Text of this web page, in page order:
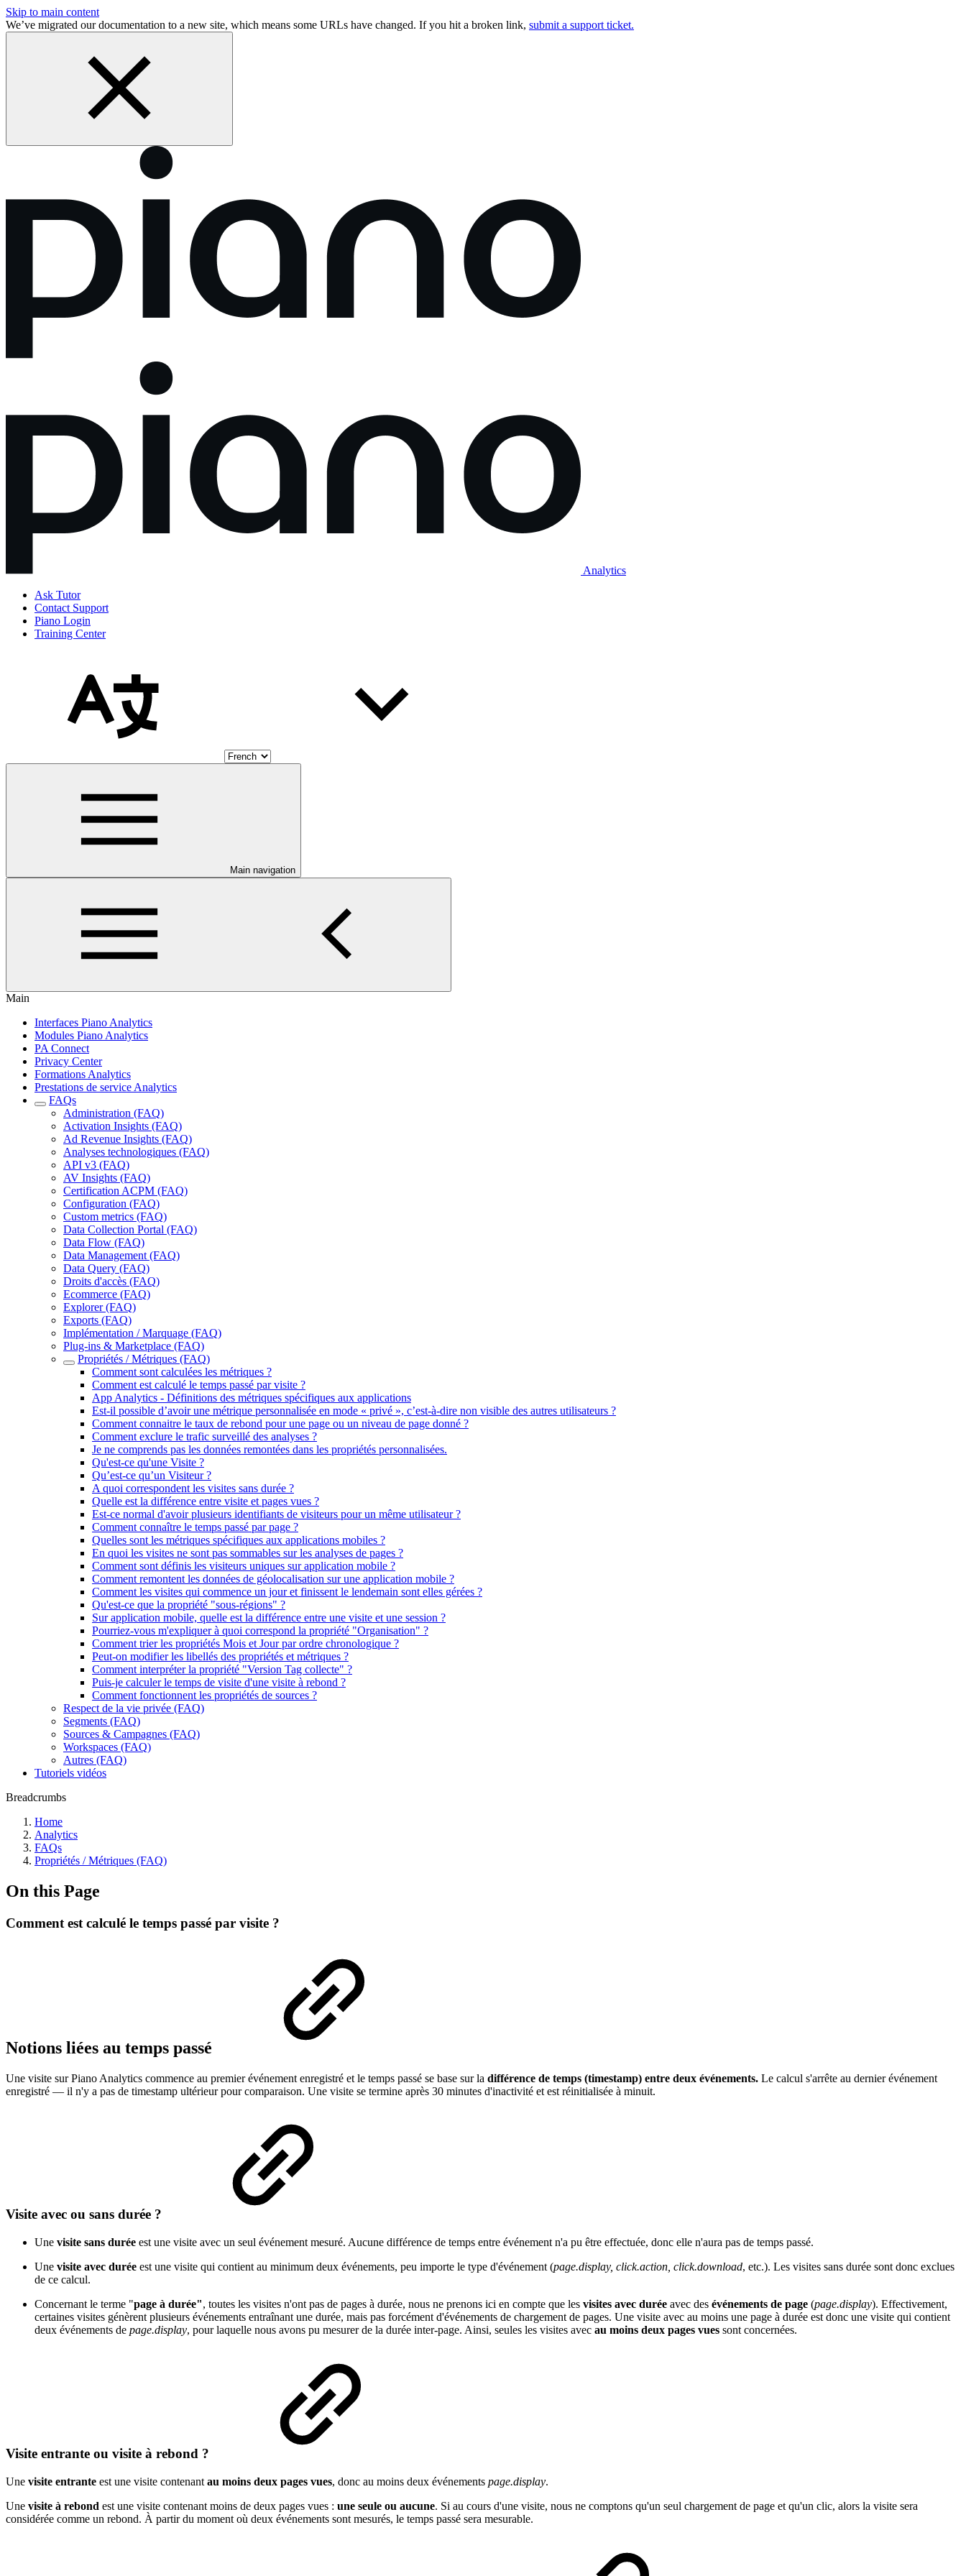
Skip to main content
We’ve migrated our documentation to a new site, which means some URLs have changed. If you hit a broken link, submit a support ticket.
Analytics
Ask Tutor
Contact Support
Piano Login
Training Center
Main navigation
Main
Interfaces Piano Analytics
Modules Piano Analytics
PA Connect
Privacy Center
Formations Analytics
Prestations de service Analytics
FAQs
Administration (FAQ)
Activation Insights (FAQ)
Ad Revenue Insights (FAQ)
Analyses technologiques (FAQ)
API v3 (FAQ)
AV Insights (FAQ)
Certification ACPM (FAQ)
Configuration (FAQ)
Custom metrics (FAQ)
Data Collection Portal (FAQ)
Data Flow (FAQ)
Data Management (FAQ)
Data Query (FAQ)
Droits d'accès (FAQ)
Ecommerce (FAQ)
Explorer (FAQ)
Exports (FAQ)
Implémentation / Marquage (FAQ)
Plug-ins & Marketplace (FAQ)
Propriétés / Métriques (FAQ)
Comment sont calculées les métriques ?
Comment est calculé le temps passé par visite ?
App Analytics - Définitions des métriques spécifiques aux applications
Est-il possible d’avoir une métrique personnalisée en mode « privé », c’est-à-dire non visible des autres utilisateurs ?
Comment connaitre le taux de rebond pour une page ou un niveau de page donné ?
Comment exclure le trafic surveillé des analyses ?
Je ne comprends pas les données remontées dans les propriétés personnalisées.
Qu'est-ce qu'une Visite ?
Qu’est-ce qu’un Visiteur ?
A quoi correspondent les visites sans durée ?
Quelle est la différence entre visite et pages vues ?
Est-ce normal d'avoir plusieurs identifiants de visiteurs pour un même utilisateur ?
Comment connaître le temps passé par page ?
Quelles sont les métriques spécifiques aux applications mobiles ?
En quoi les visites ne sont pas sommables sur les analyses de pages ?
Comment sont définis les visiteurs uniques sur application mobile ?
Comment remontent les données de géolocalisation sur une application mobile ?
Comment les visites qui commence un jour et finissent le lendemain sont elles gérées ?
Qu'est-ce que la propriété "sous-régions" ?
Sur application mobile, quelle est la différence entre une visite et une session ?
Pourriez-vous m'expliquer à quoi correspond la propriété "Organisation" ?
Comment trier les propriétés Mois et Jour par ordre chronologique ?
Peut-on modifier les libellés des propriétés et métriques ?
Comment interpréter la propriété "Version Tag collecte" ?
Puis-je calculer le temps de visite d'une visite à rebond ?
Comment fonctionnent les propriétés de sources ?
Respect de la vie privée (FAQ)
Segments (FAQ)
Sources & Campagnes (FAQ)
Workspaces (FAQ)
Autres (FAQ)
Tutoriels vidéos
Breadcrumbs
Home
Analytics
FAQs
Propriétés / Métriques (FAQ)
On this Page
Comment est calculé le temps passé par visite ?
Notions liées au temps passé
Une visite sur Piano Analytics commence au premier événement enregistré et le temps passé se base sur la différence de temps (timestamp) entre deux événements. Le calcul s'arrête au dernier événement
enregistré — il n'y a pas de timestamp ultérieur pour comparaison. Une visite se termine après 30 minutes d'inactivité et est réinitialisée à minuit.
Visite avec ou sans durée ?
Une visite sans durée est une visite avec un seul événement mesuré. Aucune différence de temps entre événement n'a pu être effectuée, donc elle n'aura pas de temps passé.
Une visite avec durée est une visite qui contient au minimum deux événements, peu importe le type d'événement (page.display, click.action, click.download, etc.). Les visites sans durée sont donc exclues
de ce calcul.
Concernant le terme "page à durée", toutes les visites n'ont pas de pages à durée, nous ne prenons ici en compte que les visites avec durée avec des événements de page (page.display). Effectivement,
certaines visites génèrent plusieurs événements entraînant une durée, mais pas forcément d'événements de chargement de pages. Une visite avec au moins une page à durée est donc une visite qui contient
deux événements de page.display, pour laquelle nous avons pu mesurer de la durée inter-page. Ainsi, seules les visites avec au moins deux pages vues sont concernées.
Visite entrante ou visite à rebond ?
Une visite entrante est une visite contenant au moins deux pages vues, donc au moins deux événements page.display.
Une visite à rebond est une visite contenant moins de deux pages vues : une seule ou aucune. Si au cours d'une visite, nous ne comptons qu'un seul chargement de page et qu'un clic, alors la visite sera
considérée comme un rebond. À partir du moment où deux événements sont mesurés, le temps passé sera mesurable.